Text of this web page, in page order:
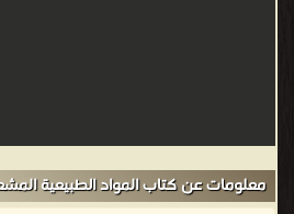
معلومات عن كتاب المواد الطبيعية